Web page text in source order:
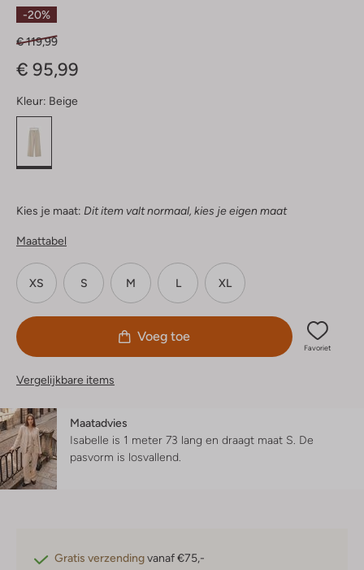
-20%
€ 119,99
€ 95,99
Kleur: Beige
Kies je maat: Dit item valt normaal, kies je eigen maat
Maattabel
XS S M L XL
Voeg toe
Favoriet
Vergelijkbare items
Maatadvies
Isabelle is 1 meter 73 lang en draagt maat S. De
pasvorm is losvallend
Gratis verzendingvanaf €75,-